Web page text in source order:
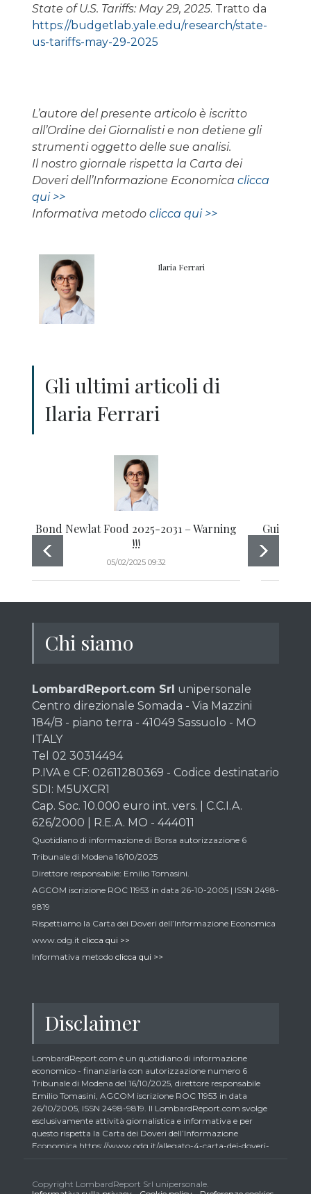
State of U.S. Tariffs: May 29, 2025. Tratto da
https://budgetlab.yale.edu/research/state-
us-tariffs-may-29-2025
L’autore del presente articolo è iscritto
all’Ordine dei Giornalisti e non detiene gli
strumenti oggetto delle sue analisi.
Il nostro giornale rispetta la Carta dei
Doveri dell’Informazione Economica clicca
qui >>
Informativa metodo clicca qui >>
Ilaria Ferrari
Gli ultimi articoli di
Ilaria Ferrari
Bond Newlat Food 2025-2031 – Warning
!!!
05/02/2025 09:32
Guida
Chi siamo
LombardReport.com Srl unipersonale
Centro direzionale Somada - Via Mazzini
184/B - piano terra - 41049 Sassuolo - MO
ITALY
Tel 02 30314494
P.IVA e CF: 02611280369 - Codice destinatario
SDI: M5UXCR1
Cap. Soc. 10.000 euro int. vers. | C.C.I.A.
626/2000 | R.E.A. MO - 444011
Quotidiano di informazione di Borsa autorizzazione 6
Tribunale di Modena 16/10/2025
Direttore responsabile: Emilio Tomasini.
AGCOM iscrizione ROC 11953 in data 26-10-2005 | ISSN 2498-
9819
Rispettiamo la Carta dei Doveri dell’Informazione Economica
www.odg.it clicca qui >>
Informativa metodo clicca qui >>
Disclaimer
LombardReport.com è un quotidiano di informazione
economico - finanziaria con autorizzazione numero 6
Tribunale di Modena del 16/10/2025, direttore responsabile
Emilio Tomasini, AGCOM iscrizione ROC 11953 in data
26/10/2005, ISSN 2498-9819. Il LombardReport.com svolge
esclusivamente attività giornalistica e informativa e per
questo rispetta la Carta dei Doveri dell’Informazione
Economica https://www.odg.it/allegato-4-carta-dei-doveri-
essere consapevoli che i collaboratori di LombardReport.com
Copyright LombardReport Srl unipersonale.